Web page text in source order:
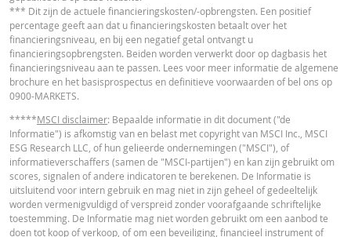
door wisselkoerseffecten. De calculator houdt geen rekening met het
tussen bied- en laatprijzen (de spread), eventuele dividenden of
dividendbelasting. De invloed van het periodiek doorrollen van futures
in de calculator buiten beschouwing gelaten. Ook door afrondingen kunnen
getoonde waarden afwijken van de ontwikkelingen van waarden in de
werkelijkheid.
werkelijkheid wordt bij Turbo's op de stop loss reset datum, bij toepasselijke
eventuele ex-dividendnoteringen, bij eventuele specifieke corporate actions
indien toepasselijk, bij het doorrollen van futures aangepast. De invloed van
periodiek doorrollen van futures wordt ook in de calculator buiten
gelaten. Ook door afrondingen kunnen getoonde waarden afwijken van de
ontwikkelingen van waarden in de werkelijkheid.
BNP Paribas treedt niet op als uw juridisch of fiscaal adviseur, accountant of
*** Dit zijn de actuele financieringskosten/-opbrengsten. Een positief
percentage geeft aan dat u financieringskosten betaalt over het
financieringsniveau, en bij een negatief getal ontvangt u
financieringsopbrengsten. Beiden worden verwerkt door op dagbasis het
financieringsniveau aan te passen. Lees voor meer informatie de algemene
brochure en het basisprospectus en definitieve voorwaarden of bel ons op
0900-MARKETS.
*****MSCI disclaimer: Bepaalde informatie in dit document ("de
Informatie") is afkomstig van en belast met copyright van MSCI Inc., MSCI
ESG Research LLC, of hun gelieerde ondernemingen ("MSCI"), of
informatieverschaffers (samen de "MSCI-partijen") en kan zijn gebruikt om
scores, signalen of andere indicatoren te berekenen. De Informatie is
uitsluitend voor intern gebruik en mag niet in zijn geheel of gedeeltelijk
worden vermenigvuldigd of verspreid zonder voorafgaande schriftelijke
toestemming. De Informatie mag niet worden gebruikt om een aanbod te
doen tot koop of verkoop, of om een beveiliging, financieel instrument of